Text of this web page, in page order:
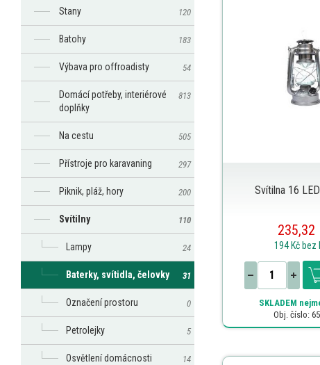
Svítilna 16
235,32
194 Kč bez
SKLADEM
Obj. číslo:
Stany 120
Batohy 183
Výbava pro offroadisty 54
Domácí potřeby, interiérové
doplňky
813
Na cestu 505
Přístroje pro karavaning 297
Piknik, pláž, hory 200
Svítilny 110
Lampy 24
Baterky, svítidla, čelovky 31
Označení prostoru 0
Petrolejky 5
Osvětlení domácnosti 14